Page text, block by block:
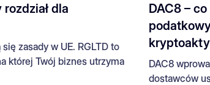
dla
zasady w UE. RGLTD to
której Twój biznes utrzyma
DAC8 –
DAC8
dostawców